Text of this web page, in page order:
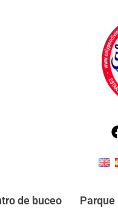
de buceo